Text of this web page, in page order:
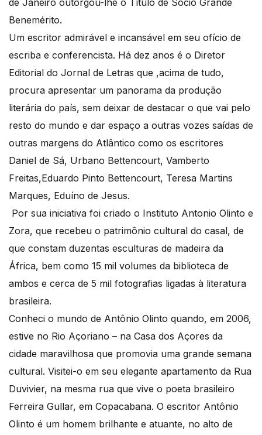
de Janeiro outorgou-lhe o Título de Sócio Grande
Benemérito.
Um escritor admirável e incansável em seu ofício de
escriba e conferencista. Há dez anos é o Diretor
Editorial do Jornal de Letras que ,acima de tudo,
procura apresentar um panorama da produção
literária do país, sem deixar de destacar o que vai pelo
resto do mundo e dar espaço a outras vozes saídas de
outras margens do Atlântico como os escritores
Daniel de Sá, Urbano Bettencourt, Vamberto
Freitas,Eduardo Pinto Bettencourt, Teresa Martins
Marques, Eduíno de Jesus.
Por sua iniciativa foi criado o Instituto Antonio Olinto e
Zora, que recebeu o patrimônio cultural do casal, de
que constam duzentas esculturas de madeira da
África, bem como 15 mil volumes da biblioteca de
ambos e cerca de 5 mil fotografias ligadas à literatura
brasileira.
Conheci o mundo de Antônio Olinto quando, em 2006,
estive no Rio Açoriano – na Casa dos Açores da
cidade maravilhosa que promovia uma grande semana
cultural. Visitei-o em seu elegante apartamento da Rua
Duvivier, na mesma rua que vive o poeta brasileiro
Ferreira Gullar, em Copacabana. O escritor Antônio
Olinto é um homem brilhante e atuante, no alto de